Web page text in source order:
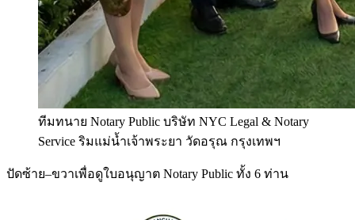
ทีมทนาย Notary Public บริษัท NYC Legal & Notary
Service ริมแม่น้ำเจ้าพระยา วัดอรุณ กรุงเทพฯ
ปัดซ้าย–ขวาเพื่อดูใบอนุญาต Notary Public ทั้ง 6 ท่าน